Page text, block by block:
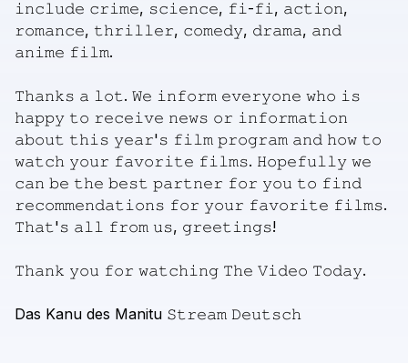
𝚒𝚗𝚌𝚕𝚞𝚍𝚎 𝚌𝚛𝚒𝚖𝚎, 𝚜𝚌𝚒𝚎𝚗𝚌𝚎, 𝚏𝚒-𝚏𝚒, 𝚊𝚌𝚝𝚒𝚘𝚗,
𝚛𝚘𝚖𝚊𝚗𝚌𝚎, 𝚝𝚑𝚛𝚒𝚕𝚕𝚎𝚛, 𝚌𝚘𝚖𝚎𝚍𝚢, 𝚍𝚛𝚊𝚖𝚊, 𝚊𝚗𝚍
𝚊𝚗𝚒𝚖𝚎 𝚏𝚒𝚕𝚖.
𝚃𝚑𝚊𝚗𝚔𝚜 𝚊 𝚕𝚘𝚝. 𝚆𝚎 𝚒𝚗𝚏𝚘𝚛𝚖 𝚎𝚟𝚎𝚛𝚢𝚘𝚗𝚎 𝚠𝚑𝚘 𝚒𝚜
𝚑𝚊𝚙𝚙𝚢 𝚝𝚘 𝚛𝚎𝚌𝚎𝚒𝚟𝚎 𝚗𝚎𝚠𝚜 𝚘𝚛 𝚒𝚗𝚏𝚘𝚛𝚖𝚊𝚝𝚒𝚘𝚗
𝚊𝚋𝚘𝚞𝚝 𝚝𝚑𝚒𝚜 𝚢𝚎𝚊𝚛'𝚜 𝚏𝚒𝚕𝚖 𝚙𝚛𝚘𝚐𝚛𝚊𝚖 𝚊𝚗𝚍 𝚑𝚘𝚠 𝚝𝚘
𝚠𝚊𝚝𝚌𝚑 𝚢𝚘𝚞𝚛 𝚏𝚊𝚟𝚘𝚛𝚒𝚝𝚎 𝚏𝚒𝚕𝚖𝚜. 𝙷𝚘𝚙𝚎𝚏𝚞𝚕𝚕𝚢 𝚠𝚎
𝚌𝚊𝚗 𝚋𝚎 𝚝𝚑𝚎 𝚋𝚎𝚜𝚝 𝚙𝚊𝚛𝚝𝚗𝚎𝚛 𝚏𝚘𝚛 𝚢𝚘𝚞 𝚝𝚘 𝚏𝚒𝚗𝚍
𝚛𝚎𝚌𝚘𝚖𝚖𝚎𝚗𝚍𝚊𝚝𝚒𝚘𝚗𝚜 𝚏𝚘𝚛 𝚢𝚘𝚞𝚛 𝚏𝚊𝚟𝚘𝚛𝚒𝚝𝚎 𝚏𝚒𝚕𝚖𝚜.
𝚃𝚑𝚊𝚝'𝚜 𝚊𝚕𝚕 𝚏𝚛𝚘𝚖 𝚞𝚜, 𝚐𝚛𝚎𝚎𝚝𝚒𝚗𝚐𝚜!
𝚃𝚑𝚊𝚗𝚔 𝚢𝚘𝚞 𝚏𝚘𝚛 𝚠𝚊𝚝𝚌𝚑𝚒𝚗𝚐 𝚃𝚑𝚎 𝚅𝚒𝚍𝚎𝚘 𝚃𝚘𝚍𝚊𝚢.
Das Kanu des Manitu 𝚂𝚝𝚛𝚎𝚊𝚖 𝙳𝚎𝚞𝚝𝚜𝚌𝚑